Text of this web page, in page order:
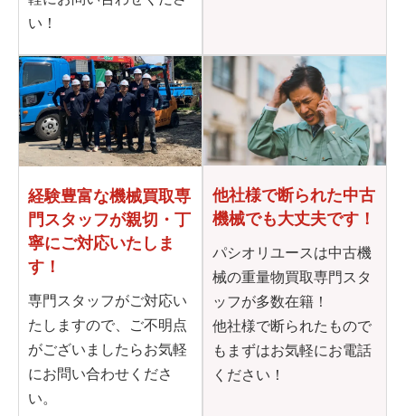
い！
経験豊富な機械買取専
門スタッフが親切・丁
寧にご対応いたしま
す！
専門スタッフがご対応い
たしますので、ご不明点
がございましたらお気軽
にお問い合わせくださ
い。
他社様で断られた中古
機械でも大丈夫です！
パシオリユースは中古機
械の重量物買取専門スタ
ッフが多数在籍！
他社様で断られたもので
もまずはお気軽にお電話
ください！